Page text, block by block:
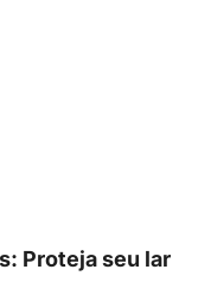
Proteja seu lar